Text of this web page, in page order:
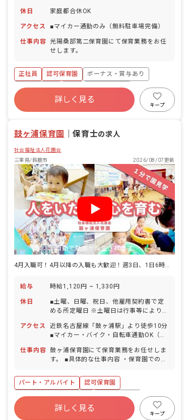
休日 家庭都合休OK
アクセス ■マイカー通勤のみ（無料駐車場完備）
仕事内容
光陽桑部第二保育園にて保育業務をお任
せします。
正社員 認可保育園
ボーナス・賞与あり
社会保険完備
有給
福利厚生充実
残業少なめ
昇給昇進あり
詳しく見る
キープ
鼓ヶ浦保育園 ｜保育士の求人
社会福祉法人花園会
三重県/鈴鹿市
2026/08/07更新
自動で動画が再生されます
4月入職可！4月以降の入職も大歓迎！週3日、1日6時間～OK
給与 時給1,120円 ~ 1,330円
休日
■土曜、日曜、祝日、他雇用契約書で定
める所定曜日 ※土曜日は行事等により年
（12/29～1/3） ■有給休暇（法定通り
／取得率78％／5日以上の連休応相談）
■産前産後・育児休暇（取得率100％・
復帰率100％） ■介護・看護休暇 ■特別
やすい職場です お子様の体調不良や行事
による遅刻・早退・欠勤の相談も可
アクセス
近鉄名古屋線「鼓ヶ浦駅」より徒歩10分
■マイカー・バイク・自転車通勤OK（無
仕事内容 鼓ヶ浦保育園にて保育業務をお任せしま
す。 ■具体的な仕事内容 ・保育園での保
び ・給食、お昼寝、トイレのサポート
・保護者との連携（アプリ含む） ・連絡
帳記入、他
パート・アルバイト
認可保育園
寮・住宅・家賃補助あり
社会保険完備
福利厚生充実
退職金制度
詳しく見る
キープ